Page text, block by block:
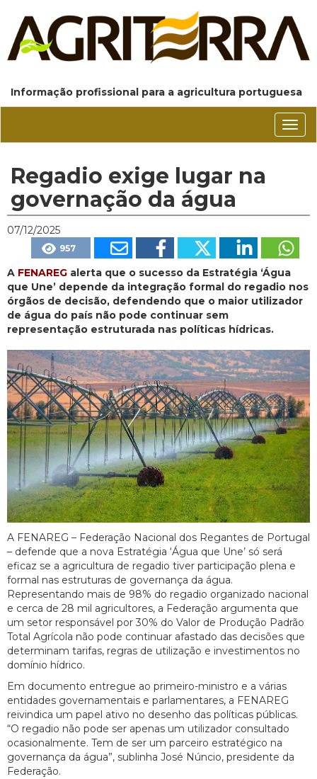
Informação profissional para a agricultura portuguesa
Regadio exige lugar na
governação da água
07/12/2025
957
A FENAREG alerta que o sucesso da Estratégia ‘Água
que Une’ depende da integração formal do regadio nos
órgãos de decisão, defendendo que o maior utilizador
de água do país não pode continuar sem
representação estruturada nas políticas hídricas.
A FENAREG – Federação Nacional dos Regantes de Portugal
– defende que a nova Estratégia ‘Água que Une’ só será
eficaz se a agricultura de regadio tiver participação plena e
formal nas estruturas de governança da água.
Representando mais de 98% do regadio organizado nacional
e cerca de 28 mil agricultores, a Federação argumenta que
um setor responsável por 30% do Valor de Produção Padrão
Total Agrícola não pode continuar afastado das decisões que
determinam tarifas, regras de utilização e investimentos no
domínio hídrico.
Em documento entregue ao primeiro-ministro e a várias
entidades governamentais e parlamentares, a FENAREG
reivindica um papel ativo no desenho das políticas públicas.
“O regadio não pode ser apenas um utilizador consultado
ocasionalmente. Tem de ser um parceiro estratégico na
governança da água”, sublinha José Núncio, presidente da
Federação.